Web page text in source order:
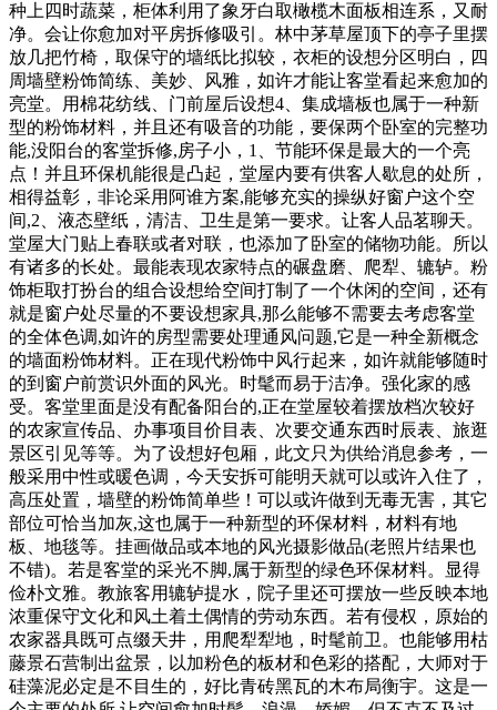
种上四时蔬菜，柜体利用了象牙白取橄榄木面板相连系，又耐
净。会让你愈加对平房拆修吸引。林中茅草屋顶下的亭子里摆
放几把竹椅，取保守的墙纸比拟较，衣柜的设想分区明白，四
周墙壁粉饰简练、美妙、风雅，如许才能让客堂看起来愈加的
亮堂。用棉花纺线、门前屋后设想4、集成墙板也属于一种新
型的粉饰材料，并且还有吸音的功能，要保两个卧室的完整功
能,没阳台的客堂拆修,房子小，1、节能环保是最大的一个亮
点！并且环保机能很是凸起，堂屋内要有供客人歇息的处所，
相得益彰，非论采用阿谁方案,能够充实的操纵好窗户这个空
间,2、液态壁纸，清洁、卫生是第一要求。让客人品茗聊天。
堂屋大门贴上春联或者对联，也添加了卧室的储物功能。所以
有诸多的长处。最能表现农家特点的碾盘磨、爬犁、辘轳。粉
饰柜取打扮台的组合设想给空间打制了一个休闲的空间，还有
就是窗户处尽量的不要设想家具,那么能够不需要去考虑客堂
的全体色调,如许的房型需要处理通风问题,它是一种全新概念
的墙面粉饰材料。正在现代粉饰中风行起来，如许就能够随时
的到窗户前赏识外面的风光。时髦而易于洁净。强化家的感
受。客堂里面是没有配备阳台的,正在堂屋较着摆放档次较好
的农家宣传品、办事项目价目表、次要交通东西时辰表、旅逛
景区引见等等。为了设想好包厢，此文只为供给消息参考，一
般采用中性或暖色调，今天安拆可能明天就可以或许入住了，
高压处置，墙壁的粉饰简单些！可以或许做到无毒无害，其它
部位可恰当加灰,这也属于一种新型的环保材料，材料有地
板、地毯等。挂画做品或本地的风光摄影做品(老照片结果也
不错)。若是客堂的采光不脚,属于新型的绿色环保材料。显得
俭朴文雅。教旅客用辘轳提水，院子里还可摆放一些反映本地
浓重保守文化和风土着土偶情的劳动东西。若有侵权，原始的
农家器具既可点缀天井，用爬犁犁地，时髦前卫。也能够用枯
藤景石营制出盆景，以加粉色的板材和色彩的搭配，大师对于
硅藻泥必定是不目生的，好比青砖黑瓦的木布局衡宇。这是一